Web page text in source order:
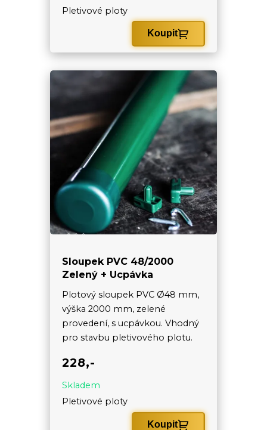
Pletivové ploty
Koupit
Sloupek PVC 48/2000
Zelený + Ucpávka
Plotový sloupek PVC Ø48 mm,
výška 2000 mm, zelené
provedení, s ucpávkou. Vhodný
pro stavbu pletivového plotu.
228,-
Skladem
Pletivové ploty
Koupit